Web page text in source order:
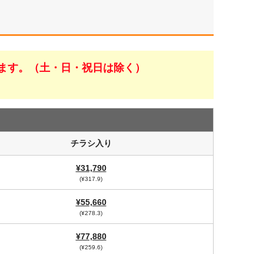
。（土・日・祝日は除く）
チラシ入り
¥31,790
(¥317.9)
¥55,660
(¥278.3)
¥77,880
(¥259.6)